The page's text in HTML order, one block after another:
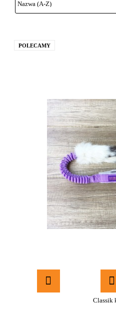
POLECAMY
Classik